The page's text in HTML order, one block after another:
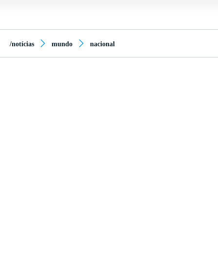
/notícias mundo nacional